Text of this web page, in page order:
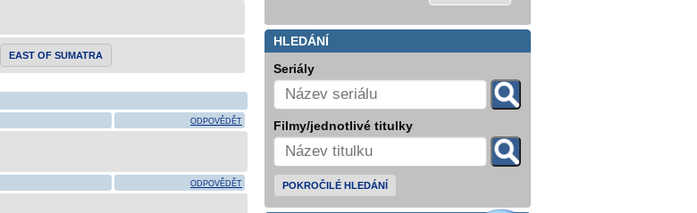
EAST OF SUMATRA
ODPOVĚDĚT
ODPOVĚDĚT
HLEDÁNÍ
Seriály
Filmy/jednotlivé titulky
POKROČILÉ HLEDÁNÍ